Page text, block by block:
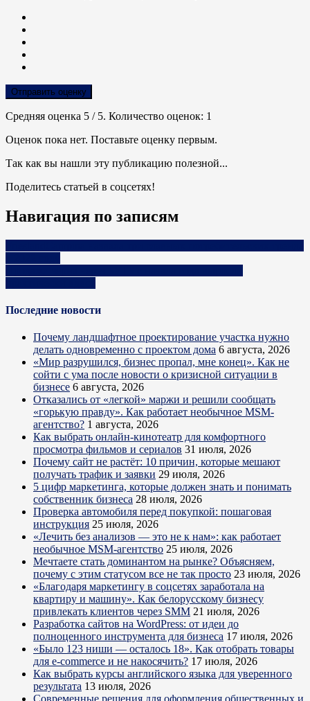
Отправить оценку
Средняя оценка 5 / 5. Количество оценок: 1
Оценок пока нет. Поставьте оценку первым.
Так как вы нашли эту публикацию полезной...
Поделитесь статьей в соцсетях!
Навигация по записям
Последние новости
Почему ландшафтное проектирование участка нужно
делать одновременно с проектом дома 6 августа, 2026
«Мир разрушился, бизнес пропал, мне конец». Как не
сойти с ума после новости о кризисной ситуации в
бизнесе 6 августа, 2026
Отказались от «легкой» маржи и решили сообщать
«горькую правду». Как работает необычное MSM-
агентство? 1 августа, 2026
Как выбрать онлайн-кинотеатр для комфортного
просмотра фильмов и сериалов 31 июля, 2026
Почему сайт не растёт: 10 причин, которые мешают
получать трафик и заявки 29 июля, 2026
5 цифр маркетинга, которые должен знать и понимать
собственник бизнеса 28 июля, 2026
Проверка автомобиля перед покупкой: пошаговая
инструкция 25 июля, 2026
«Лечить без анализов — это не к нам»: как работает
необычное MSM-агентство 25 июля, 2026
Мечтаете стать доминантом на рынке? Объясняем,
почему с этим статусом все не так просто 23 июля, 2026
«Благодаря маркетингу в соцсетях заработала на
квартиру и машину». Как белорусскому бизнесу
привлекать клиентов через SMM 21 июля, 2026
Разработка сайтов на WordPress: от идеи до
полноценного инструмента для бизнеса 17 июля, 2026
«Было 123 ниши — осталось 18». Как отобрать товары
для e-commerce и не накосячить? 17 июля, 2026
Как выбрать курсы английского языка для уверенного
результата 13 июля, 2026